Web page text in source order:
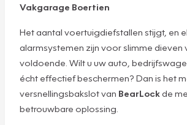
Vakgarage Boertien
Het aantal voertuigdiefstallen stijgt, en
alarmsystemen zijn voor slimme dieven
voldoende. Wilt u uw auto,
écht effectief beschermen? Dan is het
versnellingsbakslot van BearLockde
betrouwbare oplossing.